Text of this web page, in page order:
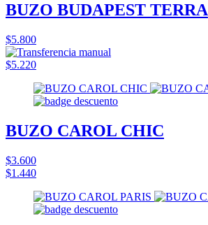
BUZO BUDAPEST TERRA
$5.800
$5.220
BUZO CAROL CHIC
$3.600
$1.440